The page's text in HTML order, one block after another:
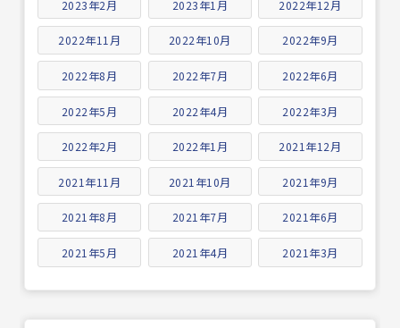
2023年2月 2023年1月 2022年12月
2022年11月 2022年10月 2022年9月
2022年8月 2022年7月 2022年6月
2022年5月 2022年4月 2022年3月
2022年2月 2022年1月 2021年12月
2021年11月 2021年10月 2021年9月
2021年8月 2021年7月 2021年6月
2021年5月 2021年4月 2021年3月